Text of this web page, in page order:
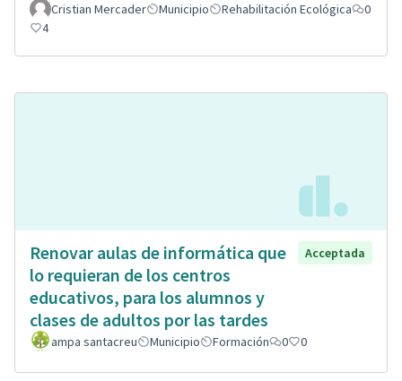
Cristian Mercader Municipio Rehabilitación Ecológica
0
4
Renovar aulas de informática que
lo requieran de los centros
educativos, para los alumnos y
clases de adultos por las tardes
Acceptada
ampa santacreu Municipio Formación 0 0